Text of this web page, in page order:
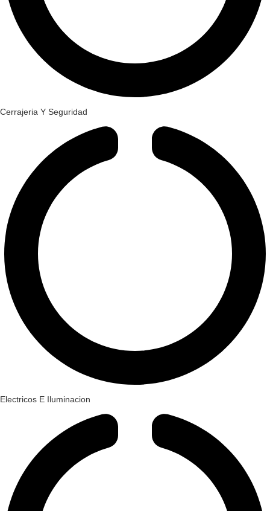
Cerrajeria Y Seguridad
Electricos E Iluminacion